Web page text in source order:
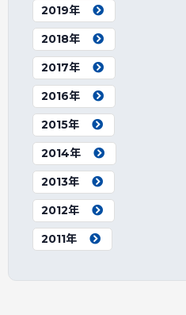
2019年
2018年
2017年
2016年
2015年
2014年
2013年
2012年
2011年